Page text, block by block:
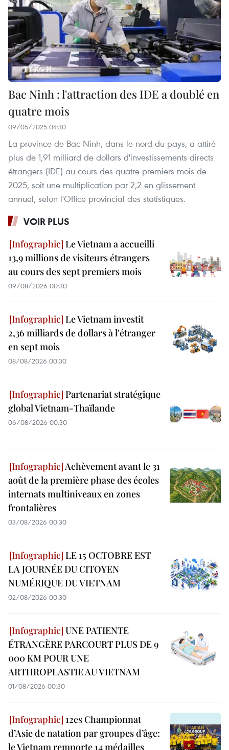
Bac Ninh : l'attraction des IDE a doublé en
quatre mois
09/05/2025 04:30
La province de Bac Ninh, dans le nord du pays, a attiré
plus de 1,91 milliard de dollars d'investissements directs
étrangers (IDE) au cours des quatre premiers mois de
2025, soit une multiplication par 2,2 en glissement
annuel, selon l'Office provincial des statistiques.
VOIR PLUS
Le Vietnam a accueilli
13,9 millions de visiteurs étrangers
au cours des sept premiers mois
09/08/2026 00:30
Le Vietnam investit
2,36 milliards de dollars à l'étranger
en sept mois
08/08/2026 00:30
Partenariat stratégique
global Vietnam-Thaïlande
06/08/2026 00:30
Achèvement avant le 31
août de la première phase des écoles
internats multiniveaux en zones
frontalières
03/08/2026 00:30
LE 15 OCTOBRE EST
LA JOURNÉE DU CITOYEN
NUMÉRIQUE DU VIETNAM
02/08/2026 00:30
UNE PATIENTE
ÉTRANGÈRE PARCOURT PLUS DE 9
000 KM POUR UNE
ARTHROPLASTIE AU VIETNAM
01/08/2026 00:30
12es Championnat
d’Asie de natation par groupes d’âge:
le Vietnam remporte 14 médailles